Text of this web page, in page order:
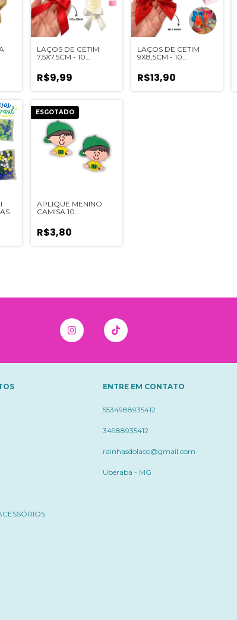
LAÇOS DE CETIM
7,5X7,5CM - 10
R$9,99
LAÇOS DE CETIM
9X8,5CM - 10
R$13,90
ESGOTADO
APLIQUE MENINO
CAMISA 10
UNIDADES
R$3,80
ENTRE EM CONTATO
5534988935412
34988935412
rainhasdolaco@gmail.com
Uberaba - MG